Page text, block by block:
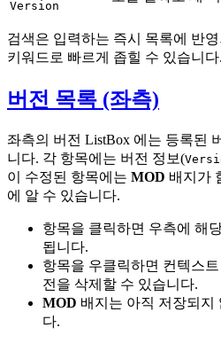
Version
검색은 입력하는 즉시 목록에 반
키워드로 빠르게 좁힐 수 있습니다.
버전 목록 (좌측)
좌측의 버전 ListBox 에는 등록된
니다. 각 항목에는 버전 정보(
이 수정된 항목에는 MOD 배지가
에 알 수 있습니다.
항목을 클릭하면 우측에 해
됩니다.
항목을 우클릭하면 컨텍스트
전을 삭제할 수 있습니다.
MOD 배지는 아직 저장되지
다.